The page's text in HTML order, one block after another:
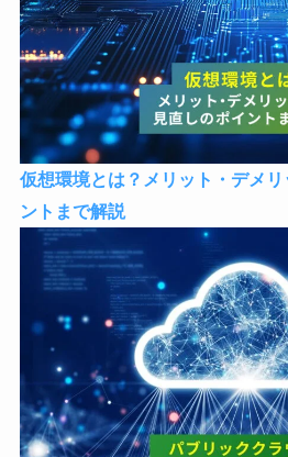
仮想環境とは？メリット・デメ
ントまで解説